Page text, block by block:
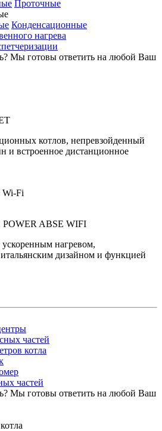
Проточные
Конденсационные
нагрева
Мы готовы ответить на любой Ваш
котлов, непревзойденный
и встроенное дистанционное
Wi-Fi
ABSE WIFI
ускоренным нагревом,
дизайном и функцией
частей
котла
частей
Мы готовы ответить на любой Ваш